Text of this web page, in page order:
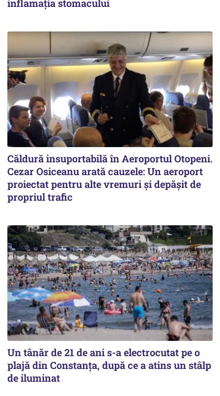
inflamația stomacului
Căldură insuportabilă în Aeroportul Otopeni.
Cezar Osiceanu arată cauzele: Un aeroport
proiectat pentru alte vremuri și depășit de
propriul trafic
Un tânăr de 21 de ani s-a electrocutat pe o
plajă din Constanța, după ce a atins un stâlp
de iluminat